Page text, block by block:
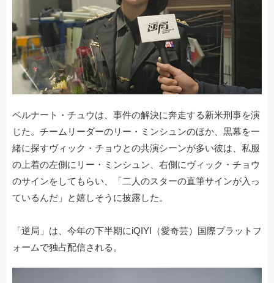
ベルナート・チュウは、事件の解決に奔走する新米刑事を演
じた。チームリーダーのリー・ミンシュンのほか、黒幕を一
緒に探すヴィック・チョウとの共演シーンが多い彼は、私服
の上着の左側にリー・ミンシュン、右側にヴィック・チョウ
のサインをしてもらい、「二人のスターの直筆サインが入っ
ているんだ」と嬉しそうに披露した。
「逆局」は、今年の下半期にiQIYI（愛奇芸）国際プラットフ
ォームで独占配信される。